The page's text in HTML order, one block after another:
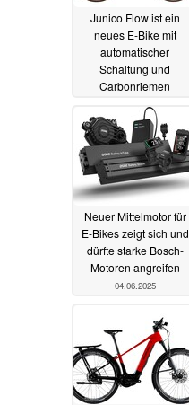
Junico Flow ist ein
neues E-Bike mit
automatischer
Schaltung und
Carbonriemen
24.06.2025
Neuer Mittelmotor für
E-Bikes zeigt sich und
dürfte starke Bosch-
Motoren angreifen
04.06.2025